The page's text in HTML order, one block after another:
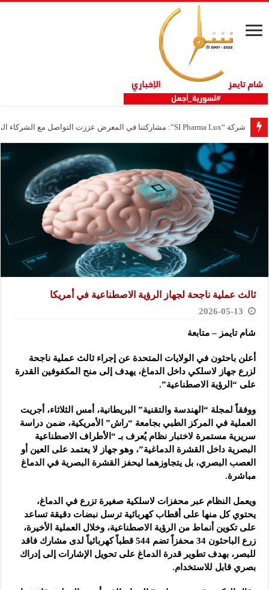
شركة “SI Pharma Lux”: مشاركتنا في المعرض عززت التواصل مع الشركاء المحليين والدوليين
ثالث عملية ناجحة لجهاز الرؤية الاصطناعية في أمريكا
2026-05-13
شام تايمز – متابعة
أعلن باحثون في الولايات المتحدة عن إجراء ثالث عملية ناجحة
لزرع جهاز ‏لاسلكي داخل الدماغ، يهدف إلى منح المكفوفين القدرة
على “الرؤية الاصطناعية”.‏
ووفقاً لمجلة “الهندسة والتقنية” البريطانية، أمس الثلاثاء، أجريت
العملية في ‏المركز الطبي بجامعة “راش” الأمريكية، ضمن دراسة
سريرية مستمرة لاختبار ‏نظام يُعرف بـ “الأطراف الاصطناعية
البصرية داخل القشرة الدماغية”، وهو ‏جهاز لا يعتمد على العين أو
العصب البصري، بل يتجاوزهما ليحفز القشرة ‏البصرية في الدماغ
مباشرة.‏
ويعمل النظام عبر محفزات لاسلكية صغيرة تزرع في الدماغ،
يحتوي كل منها ‏على أقطاب كهربائية ترسل نبضات دقيقة تساعد
على تكوين أنماط من الرؤية ‏الاصطناعية، وخلال العملية الأخيرة،
زرع الباحثون 34 محفزاً تضم 544 قطباً ‏كهربائياً لدى مشارك فاقد
للبصر، بهدف تطوير قدرة الدماغ على تحويل الإشارات ‏إلى إدراك
بصري قابل للاستخدام.‏